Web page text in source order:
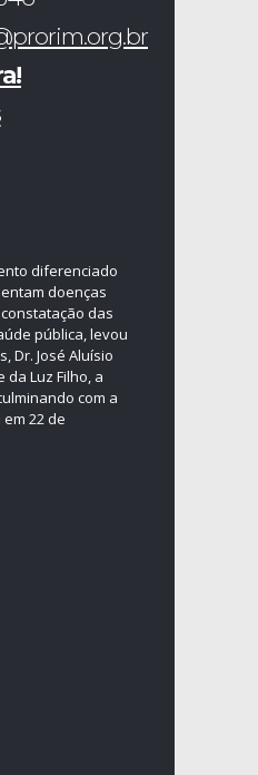
diferenciado
doenças
das
pública, levou
Dr. José Aluísio
da Luz Filho, a
com a
22 de